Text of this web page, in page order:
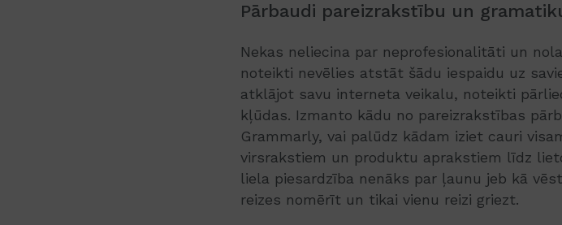
Pārbaudi pareizrakstību un
Nekas neliecina par neprofesionalitāti un
noteikti nevēlies atstāt šādu iespaidu uz
atklājot savu interneta veikalu, noteikti
kļūdas. Izmanto kādu no pareizrakstības
Grammarly, vai palūdz kādam iziet cauri
virsrakstiem un produktu aprakstiem līdz
liela piesardzība nenāks par ļaunu jeb kā
reizes nomērīt un tikai vienu reizi griezt.